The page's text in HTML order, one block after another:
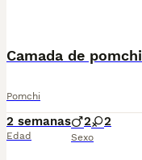
Camada de pomchi
Pomchi
2 semanas
Edad
2 2
Sexo